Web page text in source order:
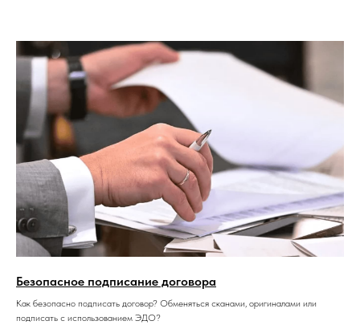
Безопасное подписание договора
Как безопасно подписать договор? Обменяться сканами, оригиналами или
подписать с использованием ЭДО?